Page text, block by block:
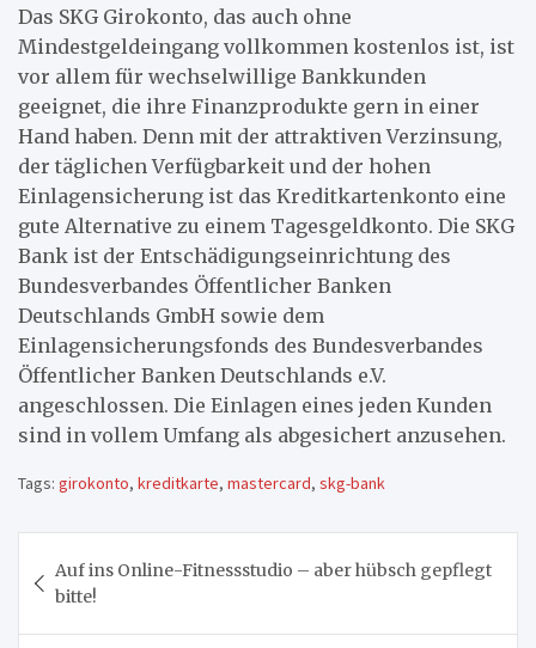
Das SKG Girokonto, das auch ohne
Mindestgeldeingang vollkommen kostenlos ist, ist
vor allem für wechselwillige Bankkunden
geeignet, die ihre Finanzprodukte gern in einer
Hand haben. Denn mit der attraktiven Verzinsung,
der täglichen Verfügbarkeit und der hohen
Einlagensicherung ist das Kreditkartenkonto eine
gute Alternative zu einem Tagesgeldkonto. Die SKG
Bank ist der Entschädigungseinrichtung des
Bundesverbandes Öffentlicher Banken
Deutschlands GmbH sowie dem
Einlagensicherungsfonds des Bundesverbandes
Öffentlicher Banken Deutschlands e.V.
angeschlossen. Die Einlagen eines jeden Kunden
sind in vollem Umfang als abgesichert anzusehen.
Tags: girokonto, kreditkarte, mastercard, skg-bank
Auf ins Online-Fitnessstudio – aber hübsch gepflegt
bitte!